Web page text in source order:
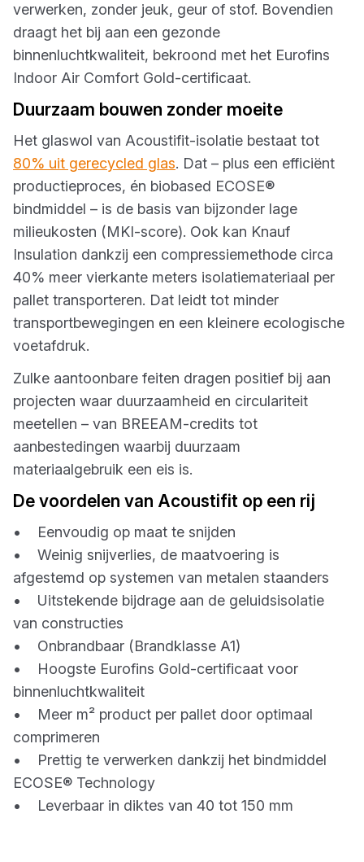
verwerken, zonder jeuk, geur of stof. Bovendien
draagt het bij aan een gezonde
binnenluchtkwaliteit, bekroond met het Eurofins
Indoor Air Comfort Gold-certificaat.
Duurzaam bouwen zonder moeite
Het glaswol van Acoustifit-isolatie bestaat tot
80% uit gerecycled glas. Dat – plus een efficiënt
productieproces, én biobased ECOSE®
bindmiddel – is de basis van bijzonder lage
milieukosten (MKI-score). Ook kan Knauf
Insulation dankzij een compressiemethode circa
40% meer vierkante meters isolatiemateriaal per
pallet transporteren. Dat leidt tot minder
transportbewegingen en een kleinere ecologische
voetafdruk.
Zulke aantoonbare feiten dragen positief bij aan
projecten waar duurzaamheid en circulariteit
meetellen – van BREEAM-credits tot
aanbestedingen waarbij duurzaam
materiaalgebruik een eis is.
De voordelen van Acoustifit op een rij
• Eenvoudig op maat te snijden
• Weinig snijverlies, de maatvoering is
afgestemd op systemen van metalen staanders
• Uitstekende bijdrage aan de geluidsisolatie
van constructies
• Onbrandbaar (Brandklasse A1)
• Hoogste Eurofins Gold-certificaat voor
binnenluchtkwaliteit
• Meer m² product per pallet door optimaal
comprimeren
• Prettig te verwerken dankzij het bindmiddel
ECOSE® Technology
• Leverbaar in diktes van 40 tot 150 mm